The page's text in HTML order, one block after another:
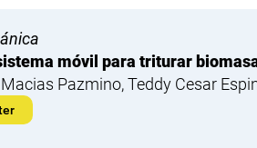
móvil para triturar
Pazmino, Teddy Cesar